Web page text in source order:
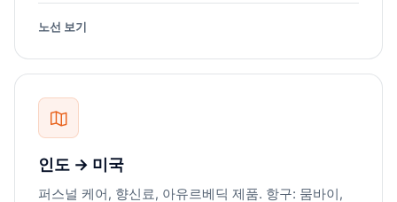
노선 보기
인도 → 미국
퍼스널 케어, 향신료, 아유르베딕 제품. 항구: 뭄바이,